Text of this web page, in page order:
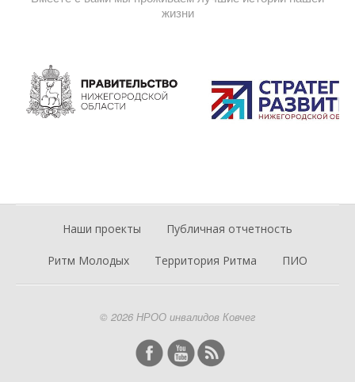
жизни
Наши проекты Публичная отчетность
Ритм Молодых Территория Ритма ПИО
© 2026 НРОО инвалидов Ковчег